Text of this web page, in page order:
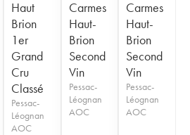
Haut
Brion
1er
Grand
Cru
Classé
Pessac-
Léognan
AOC
Carmes
Haut-
Brion
Second
Vin
Pessac-
Léognan
AOC
Carmes
Haut-
Brion
Second
Vin
Pessac-
Léognan
AOC